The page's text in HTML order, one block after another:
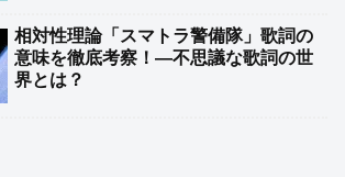
相対性理論「スマトラ警備隊」歌詞の
意味を徹底考察！―不思議な歌詞の世
界とは？